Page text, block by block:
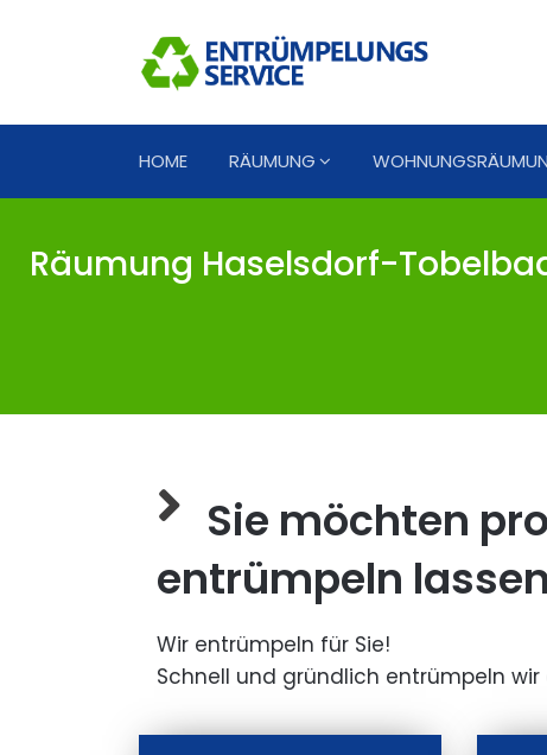
HOME RÄUMUNG
Räumung Haselsdorf-
Sie möchten
entrümpeln
Wir entrümpeln für Sie!
Schnell und gründlich entrümpeln